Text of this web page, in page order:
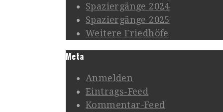
Spaziergänge 2024
Spaziergänge 2025
Weitere Friedhöfe
Meta
Anmelden
Eintrags-Feed
Kommentar-Feed